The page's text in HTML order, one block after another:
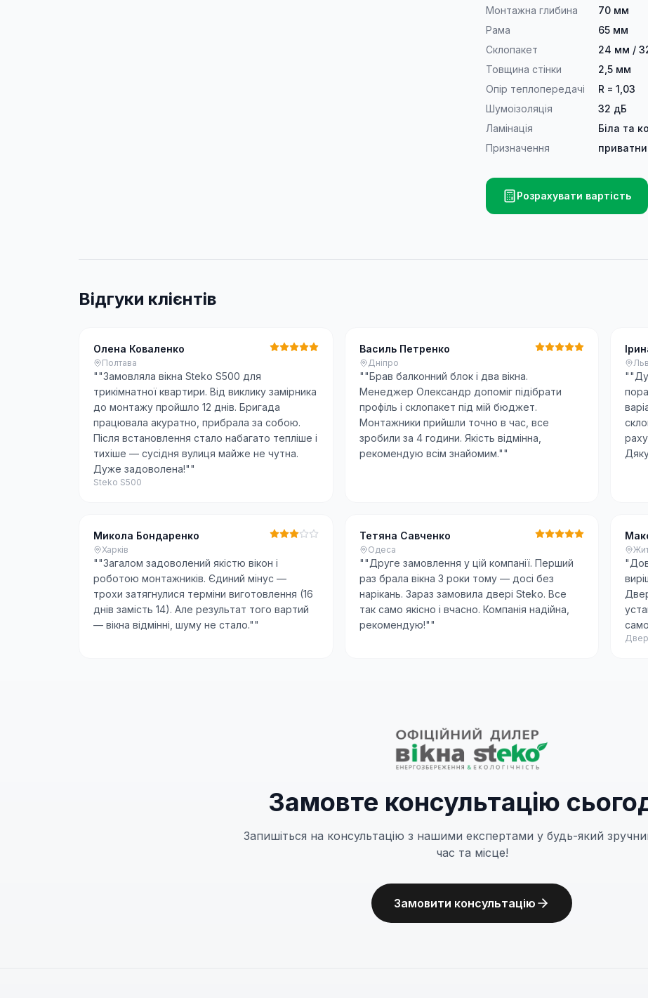
Монтажна глибина
70 мм
Рама
65 мм
Склопакет
24 мм /
Товщина стінки
2,5 мм
Опір теплопередачі
R = 1,03
Шумоізоляція
32 дБ
Ламінація
Біла та
Призначення
Розрахувати вартість
Відгуки клієнтів
Олена Коваленко
Полтава
""Замовляла вікна Steko S500 для
трикімнатної квартири. Від виклику замірника
до монтажу пройшло 12 днів. Бригада
працювала акуратно, прибрала за собою.
Після встановлення стало набагато тепліше і
тихіше — сусідня вулиця майже не чутна.
Дуже задоволена!""
Steko S500
Василь Петренко
Дніпро
""Брав балконний блок і два вікна.
Менеджер Олександр допоміг підібрати
профіль і склопакет під мій бюджет.
Монтажники прийшли точно в час, все
зробили за 4 години. Якість відмінна,
рекомендую всім знайомим.""
"
Микола Бондаренко
Харків
""Загалом задоволений якістю вікон і
роботою монтажників. Єдиний мінус —
трохи затягнулися терміни виготовлення (16
днів замість 14). Але результат того вартий
— вікна відмінні, шуму не стало.""
Тетяна Савченко
Одеса
""Друге замовлення у цій компанії. Перший
раз брала вікна 3 роки тому — досі без
нарікань. Зараз замовила двері Steko. Все
так само якісно і вчасно. Компанія надійна,
рекомендую!""
"
Замовте консультацію
Запишіться на консультацію з нашими експертами у будь-який
час та місце!
Замовити консультацію